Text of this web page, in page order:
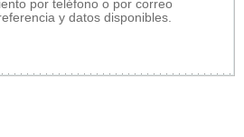
por teléfono o por correo
y datos disponibles.